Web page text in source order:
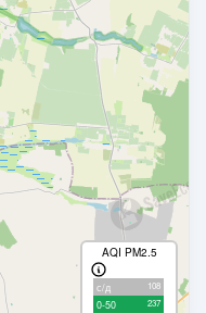
AQI PM2.5
с/д 108
0-50 237